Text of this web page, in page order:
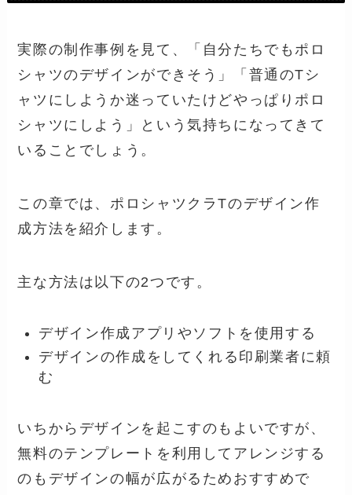
実際の制作事例を見て、「自分たちでもポロ
シャツのデザインができそう」「普通のTシ
ャツにしようか迷っていたけどやっぱりポロ
シャツにしよう」という気持ちになってきて
いることでしょう。
この章では、ポロシャツクラTのデザイン作
成方法を紹介します。
主な方法は以下の2つです。
デザイン作成アプリやソフトを使用する
デザインの作成をしてくれる印刷業者に頼
む
いちからデザインを起こすのもよいですが、
無料のテンプレートを利用してアレンジする
のもデザインの幅が広がるためおすすめで